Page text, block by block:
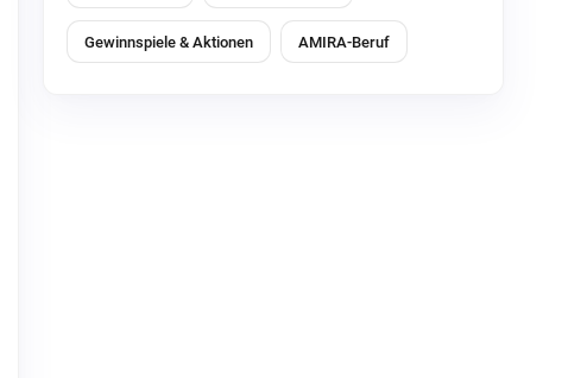
Gewinnspiele & Aktionen AMIRA-Beruf